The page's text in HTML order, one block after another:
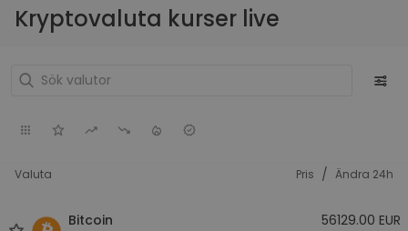
Kryptovaluta kurser live
Valuta Pris / Ändra 24h
Bitcoin
56129.00 EUR